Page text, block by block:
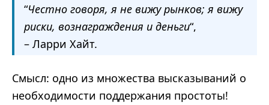
“Честно говоря, я не вижу рынков; я вижу
риски, вознаграждения и деньги“,
– Ларри Хайт.
Смысл: одно из множества высказываний о
необходимости поддержания простоты!